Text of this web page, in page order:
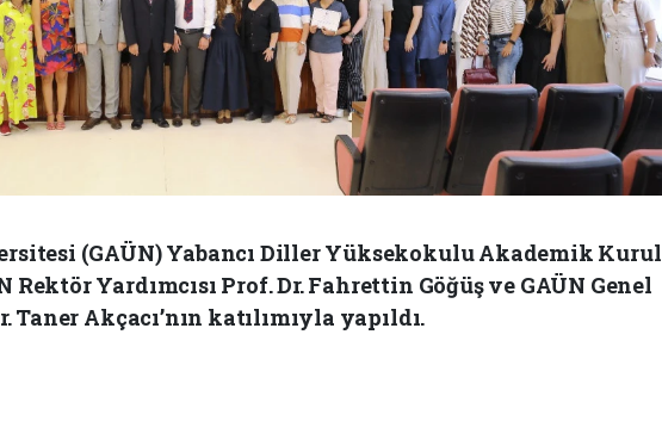
(GAÜN) Yabancı Diller Yüksekokulu Akademik Kurul
Rektör Yardımcısı Prof. Dr. Fahrettin Göğüş ve GAÜN Genel
Taner Akçacı’nın katılımıyla yapıldı.